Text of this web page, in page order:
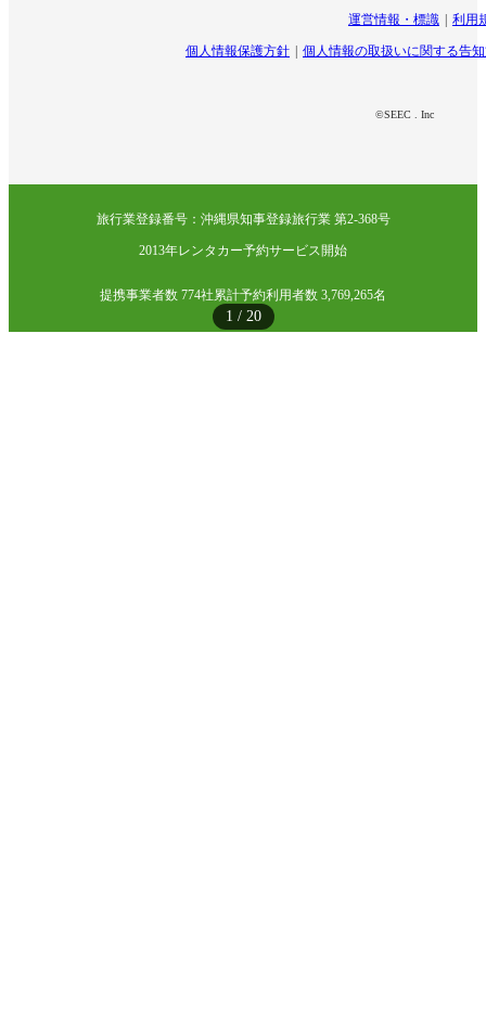
1 / 20
運営情報・標識 利用
個人情報保護方針 個人情報の取扱いに関する告
©SEEC . Inc
旅行業登録番号：沖縄県知事登録旅行業 第2-368号
2013年レンタカー予約サービス開始
提携事業者数 774社累計予約利用者数 3,769,265名